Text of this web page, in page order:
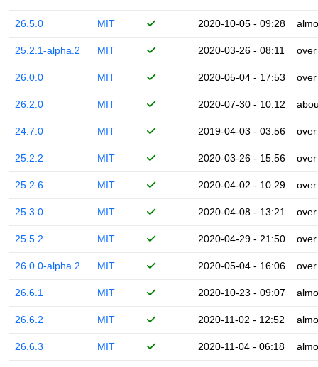
26.5.0 MIT 2020-10-05 - 09:28
25.2.1-alpha.2 MIT 2020-03-26 - 08:11
26.0.0 MIT 2020-05-04 - 17:53
26.2.0 MIT 2020-07-30 - 10:12
24.7.0 MIT 2019-04-03 - 03:56
25.2.2 MIT 2020-03-26 - 15:56
25.2.6 MIT 2020-04-02 - 10:29
25.3.0 MIT 2020-04-08 - 13:21
25.5.2 MIT 2020-04-29 - 21:50
26.0.0-alpha.2 MIT 2020-05-04 - 16:06
26.6.1 MIT 2020-10-23 - 09:07
26.6.2 MIT 2020-11-02 - 12:52
26.6.3 MIT 2020-11-04 - 06:18